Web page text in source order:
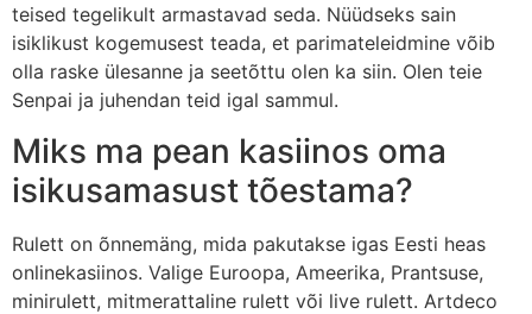
teised tegelikult armastavad seda. Nüüdseks sain
isiklikust kogemusest teada, et parimateleidmine võib
olla raske ülesanne ja seetõttu olen ka siin. Olen teie
Senpai ja juhendan teid igal sammul.
Miks ma pean kasiinos oma
isikusamasust tõestama?
Rulett on õnnemäng, mida pakutakse igas Eesti heas
onlinekasiinos. Valige Euroopa, Ameerika, Prantsuse,
minirulett, mitmerattaline rulett või live rulett. Artdeco